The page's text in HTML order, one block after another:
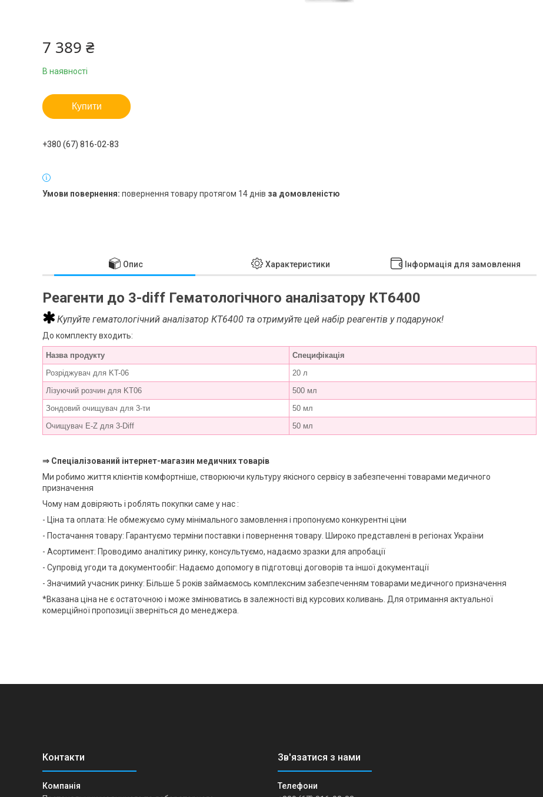
7 389 ₴
В наявності
Купити
+380 (67) 816-02-83
повернення товару протягом 14 днів за домовленістю
Опис Характеристики Інформація для замовлення
Реагенти до 3-diff Гематологічного аналізатору КТ6400
Купуйте гематологічний аналізатор КТ6400 та отримуйте цей набір реагентів у подарунок!
До комплекту входить:
Назва продукту
Специфікація
Розріджувач для KT-06
20 л
Лізуючий розчин для KT06
500 мл
Зондовий очищувач для 3-ти
50 мл
Очищувач E-Z для 3-Diff
50 мл
⇒ Спеціалізований інтернет-магазин медичних товарів
Ми робимо життя клієнтів комфортніше, створюючи культуру якісного сервісу в забезпеченні товарами медичного
призначення
Чому нам довіряють і роблять покупки саме у нас :
- Ціна та оплата: Не обмежуємо суму мінімального замовлення і пропонуємо конкурентні ціни
- Постачання товару: Гарантуємо терміни поставки і повернення товару. Широко представлені в регіонах України
- Асортимент: Проводимо аналітику ринку, консультуємо, надаємо зразки для апробації
- Супровід угоди та документообіг: Надаємо допомогу в підготовці договорів та іншої документації
- Значимий учасник ринку: Більше 5 років займаємось комплексним забезпеченням товарами медичного призначення
*Вказана ціна не є остаточною і може змінюватись в залежності від курсових коливань. Для отримання актуальної
комерційної пропозиції зверніться до менеджера.